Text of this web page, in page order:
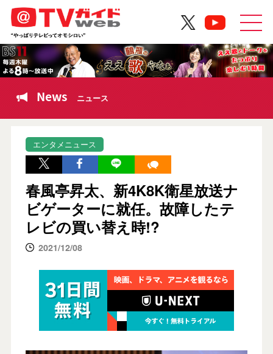
News ニュース
エンタメニュース
春風亭昇太、新4K8K衛星放送ナ
ビゲーターに就任。故障したテ
レビの買い替え時!?
2021/12/08